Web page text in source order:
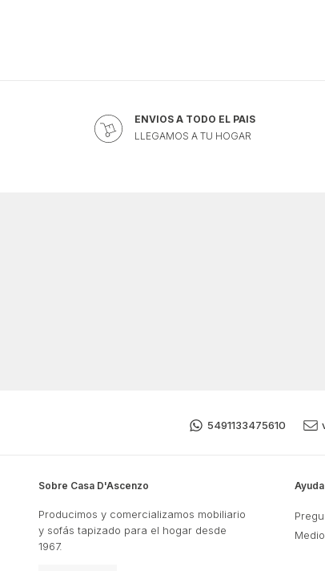
ENVIOS A TODO EL PAIS
LLEGAMOS A TU HOGAR
5491133475610
Sobre Casa D'Ascenzo
Producimos y comercializamos mobiliario
y sofás tapizado para el hogar desde
1967.
Ayuda